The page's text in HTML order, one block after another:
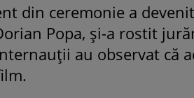
din ceremonie a
Popa, și-a rostit
au observat că